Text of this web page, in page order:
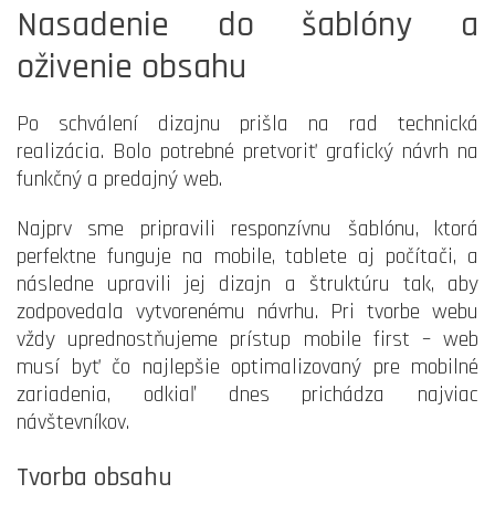
Nasadenie do šablóny a
oživenie obsahu
Po schválení dizajnu prišla na rad technická
realizácia. Bolo potrebné pretvoriť grafický návrh na
funkčný a predajný web.
Najprv sme pripravili responzívnu šablónu, ktorá
perfektne funguje na mobile, tablete aj počítači, a
následne upravili jej dizajn a štruktúru tak, aby
zodpovedala vytvorenému návrhu. Pri tvorbe webu
vždy uprednostňujeme prístup mobile first – web
musí byť čo najlepšie optimalizovaný pre mobilné
zariadenia, odkiaľ dnes prichádza najviac
návštevníkov.
Tvorba obsahu